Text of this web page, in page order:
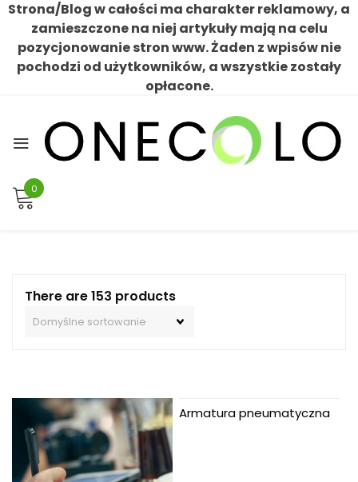
Strona/Blog w całości ma charakter reklamowy, a
zamieszczone na niej artykuły mają na celu
pozycjonowanie stron www. Żaden z wpisów nie
pochodzi od użytkowników, a wszystkie zostały
opłacone.
content
0
There are 153 products
Armatura pneumatyczna